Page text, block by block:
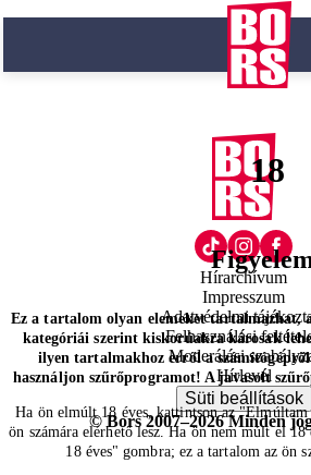
18
Ez a tartalom olyan elemeket tartalmazhat,
kategóriái szerint kiskorúakra károsak
ilyen tartalmakhoz erről a
használjon szűrőprogramot! A javasolt
Ha ön elmúlt 18 éves, kattintson az
ön számára elérhető lesz. Ha ön nem múlt el
18 éves" gombra; ez a tartalom az ön
Hírarchívum
Impresszum
Adatvédelmi
Felhasználási
Moderálási
Hírlevél
Süti beállítások
© Bors 2007–2026 Minden